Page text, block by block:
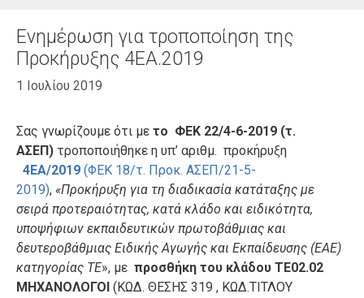
Ενημέρωση για τροποποίηση της
Προκήρυξης 4ΕΑ.2019
1 Ιουλίου 2019
Σας γνωρίζουμε ότι με το ΦΕΚ 22/4-6-2019 (τ.
ΑΣΕΠ) τροποποιήθηκε η υπ’ αριθμ. προκήρυξη
4ΕA/2019 (ΦΕΚ 18/τ. Προκ. ΑΣΕΠ/21-5-
2019), «Προκήρυξη για τη διαδικασία κατάταξης με
σειρά προτεραιότητας, κατά κλάδο και ειδικότητα,
υποψήφιων εκπαιδευτικών πρωτοβάθμιας και
δευτεροβάθμιας Ειδικής Αγωγής και Εκπαίδευσης (ΕΑΕ)
κατηγορίας ΤΕ», με προσθήκη του κλάδου ΤΕ02.02
ΜΗΧΑΝΟΛΟΓΟΙ (ΚΩΔ. ΘΕΣΗΣ 319 , ΚΩΔ.ΤΙΤΛΟΥ